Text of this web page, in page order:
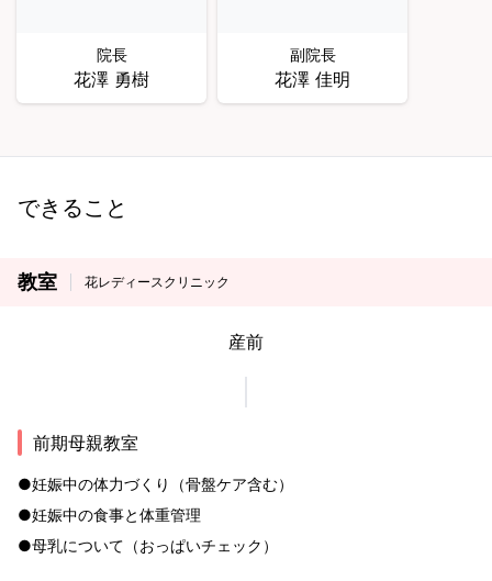
院長
花澤 勇樹
副院長
花澤 佳明
できること
教室 花レディースクリニック
産前
前期母親教室
●妊娠中の体力づくり（骨盤ケア含む）
●妊娠中の食事と体重管理
●母乳について（おっぱいチェック）